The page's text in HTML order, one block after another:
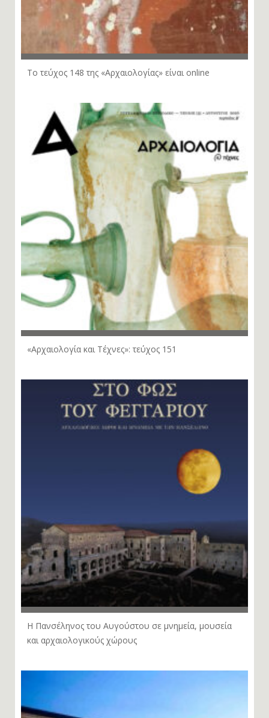
Το τεύχος 148 της «Αρχαιολογίας» είναι online
«Αρχαιολογία και Τέχνες»: τεύχος 151
Η Πανσέληνος του Αυγούστου σε μνημεία, μουσεία
και αρχαιολογικούς χώρους